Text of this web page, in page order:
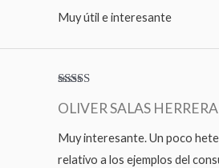
Muy útil e interesante
con4de
OLIVER SALAS HERRERA
Muy interesante. Un poco
relativo a los ejemplos del